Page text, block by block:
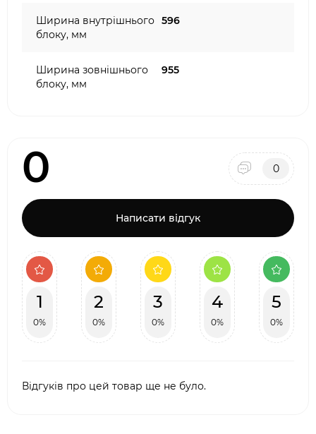
Ширина внутрішнього
блоку, мм
596
Ширина зовнішнього
блоку, мм
955
0 0
Написати відгук
1
0%
2
0%
3
0%
4
0%
5
0%
Відгуків про цей товар ще не було.